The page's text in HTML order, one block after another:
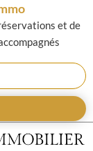
et de